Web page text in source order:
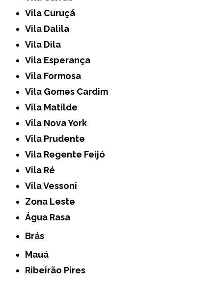
Vila Curuçá
Vila Dalila
Vila Dila
Vila Esperança
Vila Formosa
Vila Gomes Cardim
Vila Matilde
Vila Nova York
Vila Prudente
Vila Regente Feijó
Vila Ré
Vila Vessoni
Zona Leste
Água Rasa
Brás
Mauá
Ribeirão Pires